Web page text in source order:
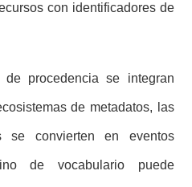
con identificadores de
procedencia se integran
de metadatos, las
se convierten en eventos
de vocabulario puede